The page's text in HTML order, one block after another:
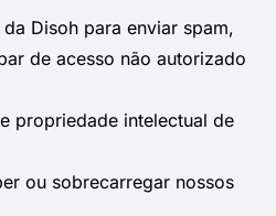
Disoh para enviar spam,
de acesso não autorizado
propriedade intelectual de
ou sobrecarregar nossos